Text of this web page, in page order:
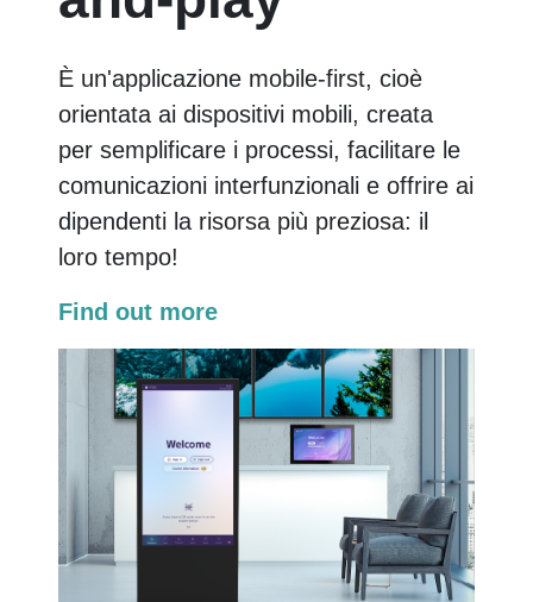
È un'applicazione mobile-first, cioè
orientata ai dispositivi mobili, creata
per semplificare i processi, facilitare le
comunicazioni interfunzionali e offrire ai
dipendenti la risorsa più preziosa: il
loro tempo!
Find out more